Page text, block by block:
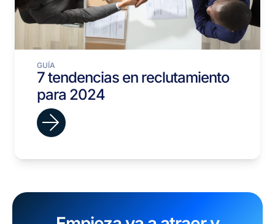
GUÍA
7 tendencias en reclutamiento
para 2024